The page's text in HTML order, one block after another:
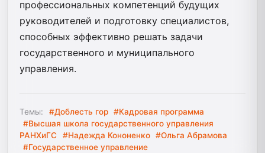
профессиональных компетенций будущих
руководителей и подготовку специалистов,
способных эффективно решать задачи
государственного и муниципального
управления.
Темы: #Доблесть гор #Кадровая программа
#Высшая школа государственного управления
РАНХиГС
#Надежда Кононенко #Ольга Абрамова
#Государственное управление